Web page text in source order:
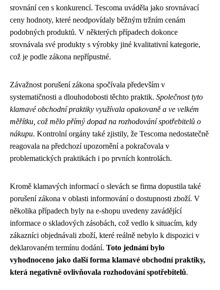
srovnání cen s konkurencí. Tescoma uváděla jako srovnávací
ceny hodnoty, které neodpovídaly běžným tržním cenám
podobných produktů. V některých případech dokonce
srovnávala své produkty s výrobky jiné kvalitativní kategorie,
což je podle zákona nepřípustné.
Závažnost porušení zákona spočívala především v
systematičnosti a dlouhodobosti těchto praktik. Společnost tyto
klamavé obchodní praktiky využívala opakovaně a ve velkém
měřítku, což mělo přímý dopad na rozhodování spotřebitelů o
nákupu. Kontrolní orgány také zjistily, že Tescoma nedostatečně
reagovala na předchozí upozornění a pokračovala v
problematických praktikách i po prvních kontrolách.
Kromě klamavých informací o slevách se firma dopustila také
porušení zákona v oblasti informování o dostupnosti zboží. V
několika případech byly na e-shopu uvedeny zavádějící
informace o skladových zásobách, což vedlo k situacím, kdy
zákazníci objednávali zboží, které reálně nebylo k dispozici v
deklarovaném termínu dodání. Toto jednání bylo
vyhodnoceno jako další forma klamavé obchodní praktiky,
která negativně ovlivňovala rozhodování spotřebitelů.